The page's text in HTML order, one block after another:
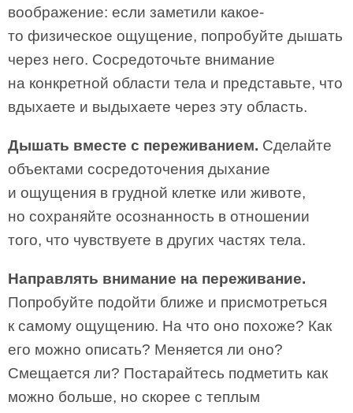
воображение: если заметили какое-
то физическое ощущение, попробуйте дышать
через него. Сосредоточьте внимание
на конкретной области тела и представьте, что
вдыхаете и выдыхаете через эту область.
Дышать вместе с переживанием. Сделайте
объектами сосредоточения дыхание
и ощущения в грудной клетке или животе,
но сохраняйте осознанность в отношении
того, что чувствуете в других частях тела.
Направлять внимание на переживание.
Попробуйте подойти ближе и присмотреться
к самому ощущению. На что оно похоже? Как
его можно описать? Меняется ли оно?
Смещается ли? Постарайтесь подметить как
можно больше, но скорее с теплым